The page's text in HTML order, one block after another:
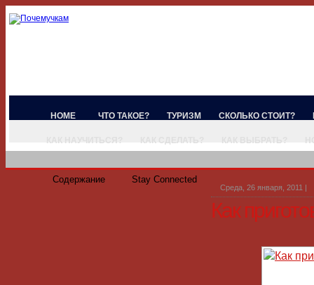
HOME ЧТО ТАКОЕ? ТУРИЗМ СКОЛЬКО СТОИТ?
КАК НАУЧИТЬСЯ? КАК СДЕЛАТЬ? КАК ВЫБРАТЬ?
Содержание Stay Connected
Среда, 26 января, 2011 |
Как